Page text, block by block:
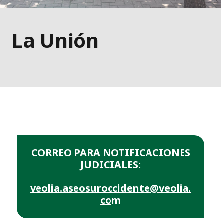
La Unión
CORREO PARA NOTIFICACIONES
JUDICIALES:
veolia.aseosuroccidente@veolia.
com